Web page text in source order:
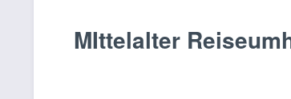
MIttelalter